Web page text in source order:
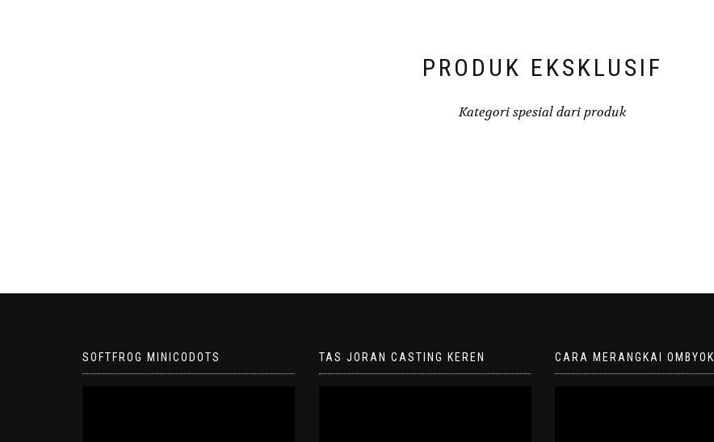
PRODUK EKSKLUSIF
Kategori spesial dari produk
SOFTFROG MINICODOTS TAS JORAN CASTING KEREN CARA MERANGKAI OMBYOK